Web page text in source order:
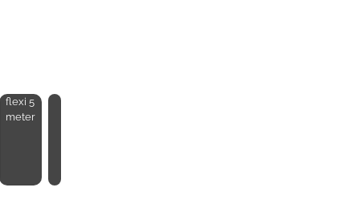
flexi 5
meter